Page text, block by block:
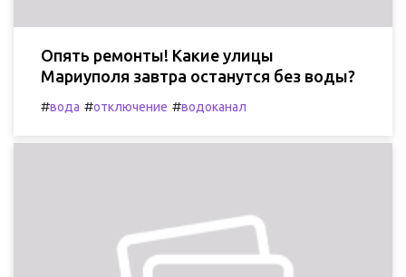
Опять ремонты! Какие улицы
Мариуполя завтра останутся без воды?
#вода #отключение #водоканал